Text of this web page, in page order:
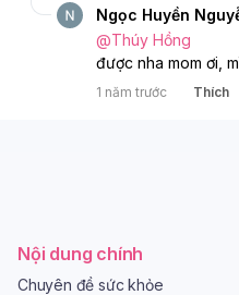
Ngọc Huyền
@Thúy Hồng
được nha mom ơi,
1 năm trước Thích
Nội dung chính
Chuyên đề sức khỏe